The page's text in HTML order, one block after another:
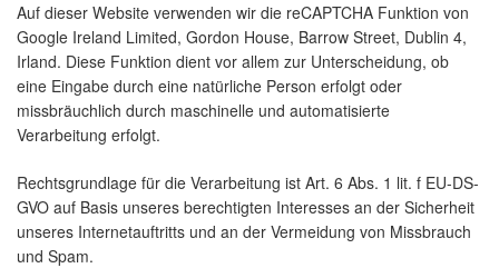
Auf dieser Website verwenden wir die reCAPTCHA Funktion von
Google Ireland Limited, Gordon House, Barrow Street, Dublin 4,
Irland. Diese Funktion dient vor allem zur Unterscheidung, ob
eine Eingabe durch eine natürliche Person erfolgt oder
missbräuchlich durch maschinelle und automatisierte
Verarbeitung erfolgt.
Rechtsgrundlage für die Verarbeitung ist Art. 6 Abs. 1 lit. f EU-DS-
GVO auf Basis unseres berechtigten Interesses an der Sicherheit
unseres Internetauftritts und an der Vermeidung von Missbrauch
und Spam.